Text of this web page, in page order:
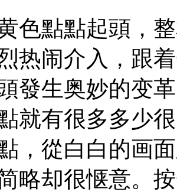
色點點起頭，
热闹介入，跟
發生奥妙的变
就有很多多少
，從白白的画
略却很惬意。